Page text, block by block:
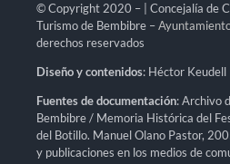
© Copyright 2020 – | Concejalía de
Turismo de Bembibre –
derechos reservados
Diseño y contenidos: Héctor Keudell
Fuentes de documentación: Archivo
Bembibre / Memoria Histórica del
del Botillo. Manuel Olano Pastor,
y publicaciones en los medios de